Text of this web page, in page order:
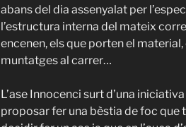
abans del dia assenyalat per
l’estructura interna del mateix
encenen, els que porten el
muntatges al carrer…
L’ase Innocenci surt d’una
proposar fer una bèstia de foc que